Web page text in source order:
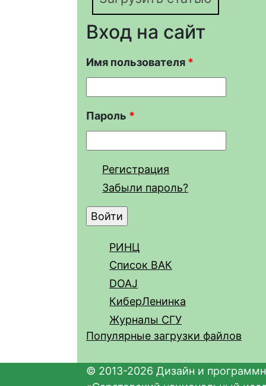
Вход на сайт
Имя пользователя *
Пароль *
Регистрация
Забыли пароль?
РИНЦ
Список ВАК
DOAJ
КиберЛенинка
Журналы СГУ
Популярные загрузки файлов
© 2013-2026 Дизайн и